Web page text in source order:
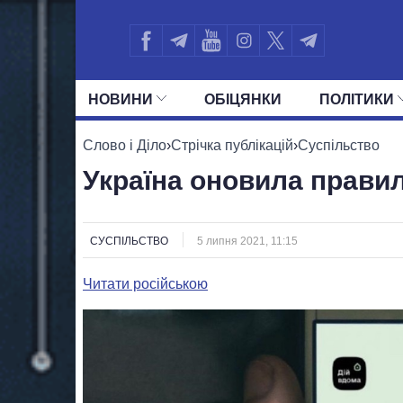
НОВИНИ ОБIЦЯНКИ ПОЛIТИКИ
УСІ ПОЛІТИКИ ПРЕЗИДЕНТ І ОФІС
Слово і Діло›Стрічка публікацій›Суспільство
Україна оновила
СУСПІЛЬСТВО 5 липня 2021, 11:15
Читати російською